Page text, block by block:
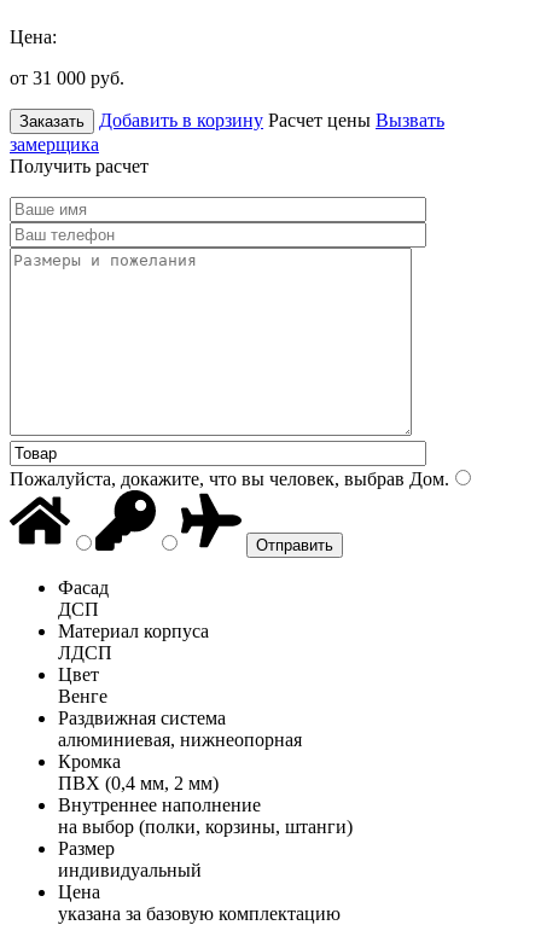
Цена:
от 31 000 руб.
Заказать Добавить в корзину Расчет цены Вызвать
замерщика
Получить расчет
Пожалуйста, докажите, что вы человек, выбрав Дом.
Фасад
ДСП
Материал корпуса
ЛДСП
Цвет
Венге
Раздвижная система
алюминиевая, нижнеопорная
Кромка
ПВХ (0,4 мм, 2 мм)
Внутреннее наполнение
на выбор (полки, корзины, штанги)
Размер
индивидуальный
Цена
указана за базовую комплектацию